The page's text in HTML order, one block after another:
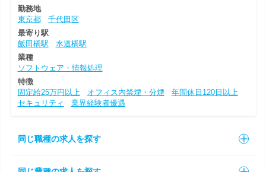
勤務地
東京都
千代田区
最寄り駅
飯田橋駅
水道橋駅
業種
ソフトウェア・情報処理
特徴
固定給25万円以上
オフィス内禁煙・分煙
年間休日120日以上
セキュリティ
業界経験者優遇
同じ職種の求人を探す